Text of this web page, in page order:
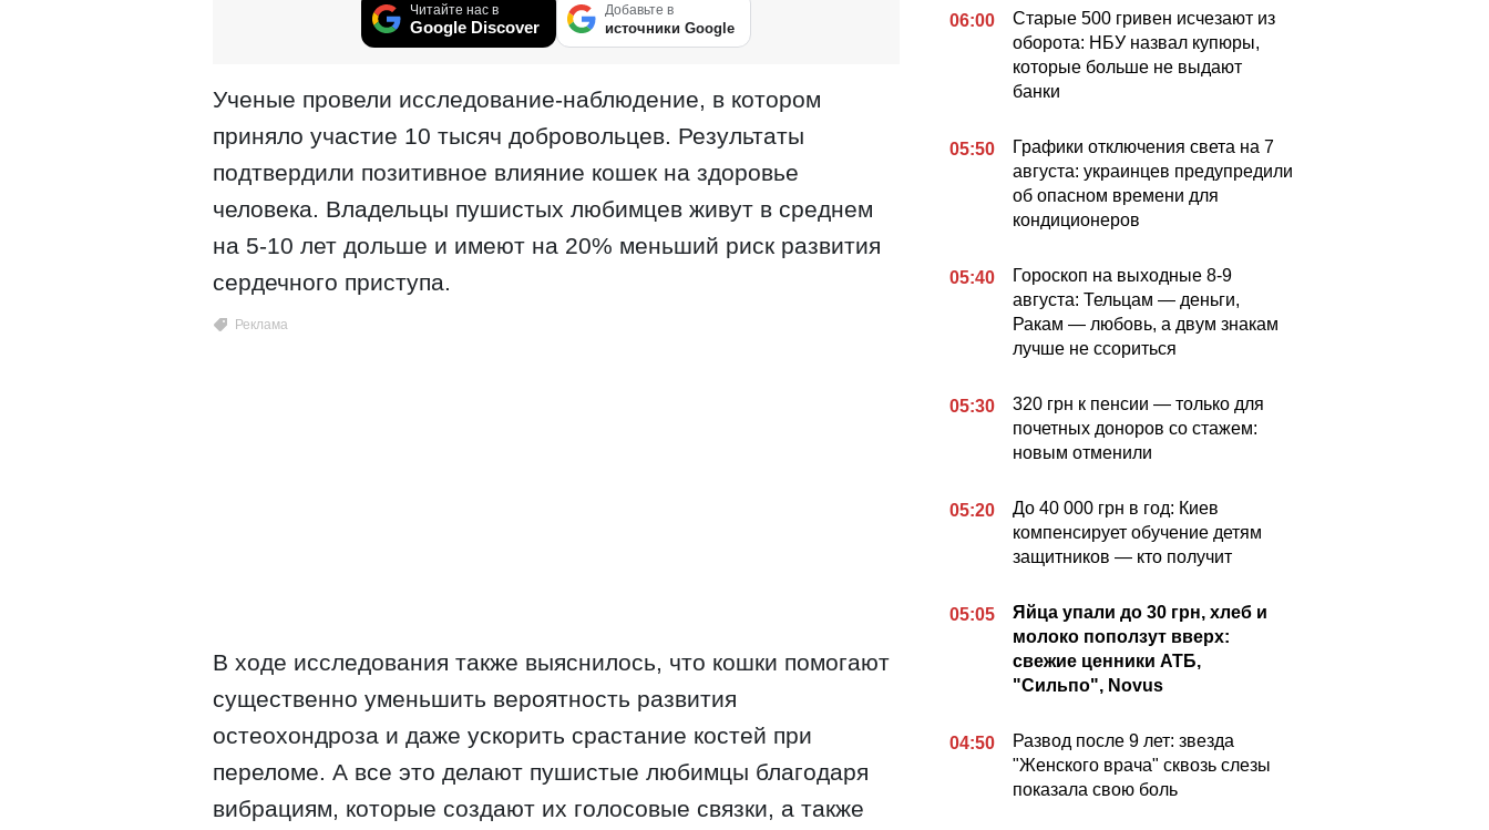
Читайте нас в
Google Discover
Добавьте в
источники Google
Ученые провели исследование-наблюдение, в котором
приняло участие 10 тысяч добровольцев. Результаты
подтвердили позитивное влияние кошек на здоровье
человека. Владельцы пушистых любимцев живут в среднем
на 5-10 лет дольше и имеют на 20% меньший риск развития
сердечного приступа.
В ходе исследования также выяснилось, что кошки помогают
существенно уменьшить вероятность развития
остеохондроза и даже ускорить срастание костей при
переломе. А все это делают пушистые любимцы благодаря
вибрациям, которые создают их голосовые связки, а также
06:00
Старые 500 гривен исчезают из
оборота: НБУ назвал купюры,
которые больше не выдают
банки
05:50
Графики отключения света на 7
августа: украинцев предупредили
об опасном времени для
кондиционеров
05:40
Гороскоп на выходные 8-9
августа: Тельцам — деньги,
Ракам — любовь, а двум знакам
лучше не ссориться
05:30
320 грн к пенсии — только для
почетных доноров со стажем:
новым отменили
05:20
До 40 000 грн в год: Киев
компенсирует обучение детям
защитников — кто получит
05:05
Яйца упали до 30 грн, хлеб и
молоко поползут вверх:
свежие ценники АТБ,
"Сильпо", Novus
04:50
Развод после 9 лет: звезда
"Женского врача" сквозь слезы
показала свою боль